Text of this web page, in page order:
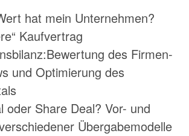
hat mein Unternehmen?
Kaufvertrag
des Firmen-
und Optimierung des
oder Share Deal? Vor- und
Übergabemodelle